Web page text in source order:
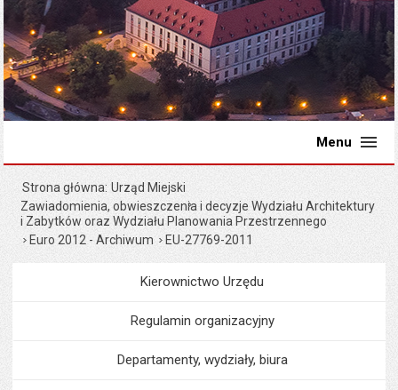
Menu
Strona główna Urząd Miejski
Zawiadomienia, obwieszczenia i decyzje Wydziału Architektury
i Zabytków oraz Wydziału Planowania Przestrzennego
Euro 2012 - Archiwum
EU-27769-2011
MenuUrząd Miejski
Kierownictwo Urzędu
Regulamin organizacyjny
Departamenty, wydziały, biura